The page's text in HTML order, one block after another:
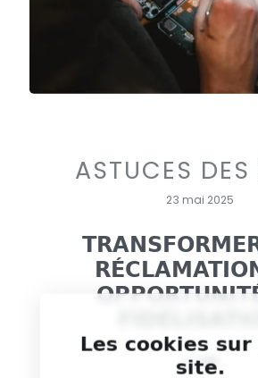
Les cookies
site.
ASTUCES DES
23 mai 2025